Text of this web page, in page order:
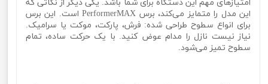
امتیازهای مهم این دستگاه برای شما باشد. یکی دیگر از نکاتی که
این مدل را متمایز می‌کند، برس PerformerMAX است. این برس
برای انواع سطوح طراحی شده: فرش، پارکت، موکت یا سرامیک.
نیاز نیست نازل را مدام عوض کنید. با یک حرکت ساده، تمام
سطوح تمیز می‌شود.